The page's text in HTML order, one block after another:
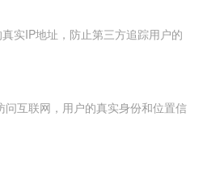
实IP地址，防止第三方追踪用户的
问互联网，用户的真实身份和位置信